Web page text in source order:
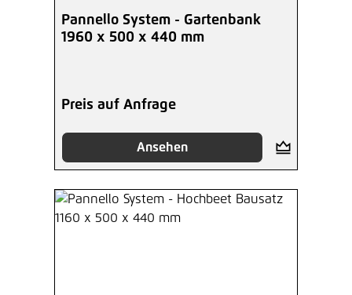
Pannello System - Gartenbank
1960 x 500 x 440 mm
Preis auf Anfrage
Ansehen